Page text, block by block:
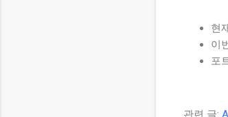
현
이
포
관련 글: